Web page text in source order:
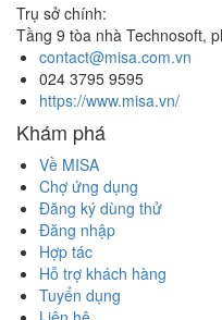
Trụ sở chính:
Tầng 9 tòa nhà Technosoft,
contact@misa.com.vn
024 3795 9595
https://www.misa.vn/
Khám phá
Về MISA
Chợ ứng dụng
Đăng ký dùng thử
Đăng nhập
Hợp tác
Hỗ trợ khách hàng
Tuyển dụng